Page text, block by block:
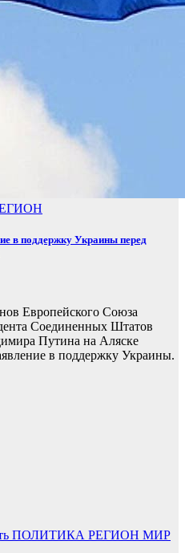
в поддержку Украины перед
Европейского Союза
Соединенных Штатов
Путина на Аляске
в поддержку Украины.
ПОЛИТИКА РЕГИОН МИР